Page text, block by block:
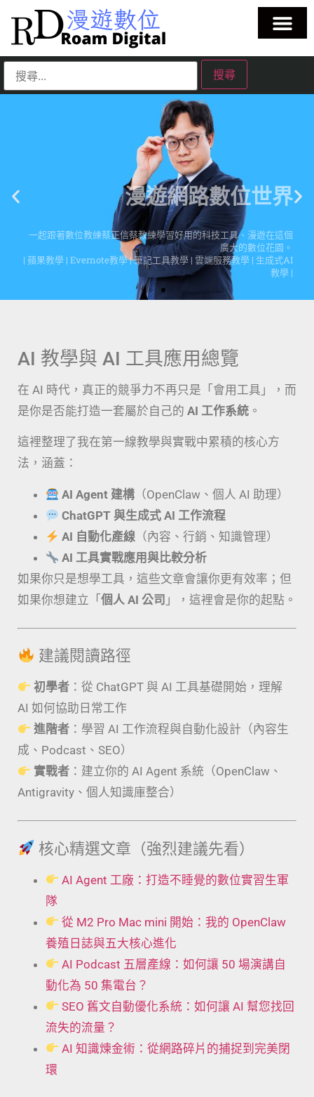
漫遊網路數位世界
一起跟著數位教練蔡正信蔡教練學習好用的科技工具、漫遊在這個
廣大的數位花園。
| 蘋果教學 | Evernote教學 | 筆記工具教學 | 雲端服務教學 | 生成式AI
點擊這裡
AI 教學與 AI 工具應用總覽
在 AI 時代，真正的競爭力不再只是「會用工具」，而
是你是否能打造一套屬於自己的 AI 工作系統 。
這裡整理了我在第一線教學與實戰中累積的核心方
法，涵蓋：
AI Agent 建構 （OpenClaw、個人 AI 助理）
ChatGPT 與生成式 AI 工作流程
AI 自動化產線 （內容、行銷、知識管理）
AI 工具實戰應用與比較分析
如果你只是想學工具，這些文章會讓你更有效率；但
如果你想建立「 個人 AI 公司 」，這裡會是你的起點。
建議閱讀路徑
初學者 ：從 ChatGPT 與 AI 工具基礎開始，理解
AI 如何協助日常工作
進階者 ：學習 AI 工作流程與自動化設計（內容生
成、Podcast、SEO）
實戰者 ：建立你的 AI Agent 系統（OpenClaw、
Antigravity、個人知識庫整合）
核心精選文章（強烈建議先看）
AI Agent 工廠：打造不睡覺的數位實習生軍
隊
從 M2 Pro Mac mini 開始：我的 OpenClaw
養殖日誌與五大核心進化
AI Podcast 五層產線：如何讓 50 場演講自
動化為 50 集電台？
SEO 舊文自動優化系統：如何讓 AI 幫您找回
流失的流量？
AI 知識煉金術：從網路碎片的捕捉到完美閉
環